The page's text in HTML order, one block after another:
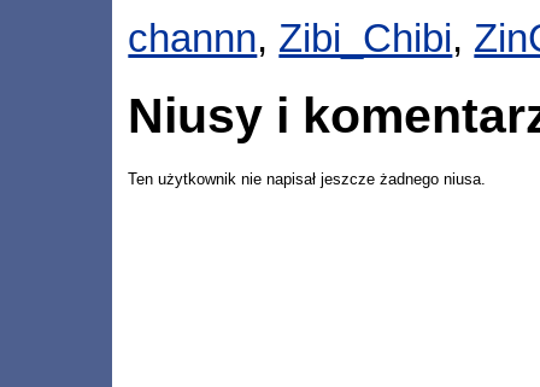
channn, Zibi_Chibi,
Niusy i
Ten użytkownik nie napisał jeszcze żadnego niusa.